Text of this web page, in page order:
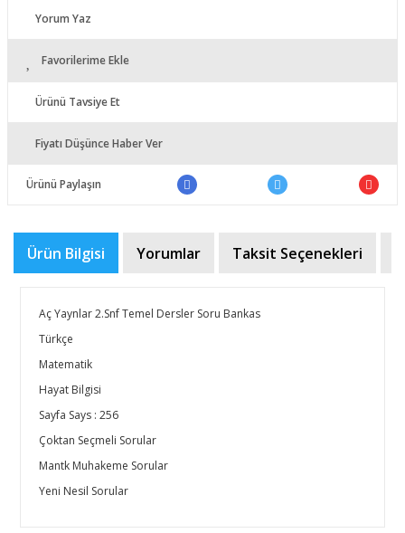
Yorum Yaz
Favorilerime Ekle
Ürünü Tavsiye Et
Fiyatı Düşünce Haber Ver
Ürünü Paylaşın
Ürün Bilgisi Yorumlar Taksit Seçenekleri
Aç Yaynlar 2.Snf Temel Dersler Soru Bankas
Türkçe
Matematik
Hayat Bilgisi
Sayfa Says : 256
Çoktan Seçmeli Sorular
Mantk Muhakeme Sorular
Yeni Nesil Sorular